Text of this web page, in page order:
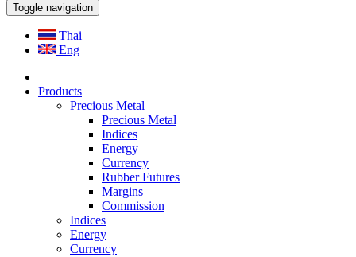
Toggle navigation
Thai
Eng
Products
Precious Metal
Precious Metal
Indices
Energy
Currency
Rubber Futures
Margins
Commission
Indices
Energy
Currency